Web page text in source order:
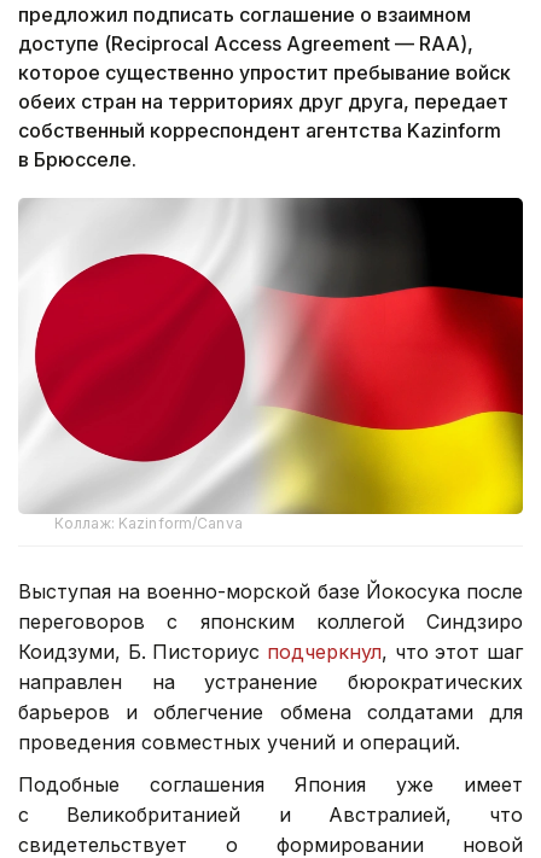
предложил подписать соглашение о взаимном
доступе (Reciprocal Access Agreement — RAA),
которое существенно упростит пребывание войск
обеих стран на территориях друг друга, передает
собственный корреспондент агентства Kazinform
в Брюсселе.
Коллаж: Kazinform/Canva
Выступая на военно-морской базе Йокосука после
переговоров с японским коллегой Синдзиро
Коидзуми, Б. Писториус подчеркнул, что этот шаг
направлен на устранение бюрократических
барьеров и облегчение обмена солдатами для
проведения совместных учений и операций.
Подобные соглашения Япония уже имеет
с Великобританией и Австралией, что
свидетельствует о формировании новой